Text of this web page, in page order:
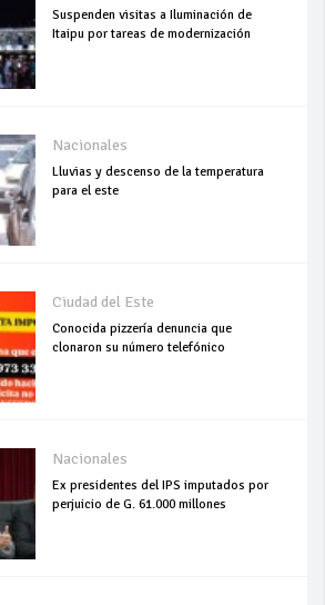
Suspenden visitas a Iluminación de
Itaipu por tareas de modernización
Nacionales
Lluvias y descenso de la temperatura
para el este
Ciudad del Este
Conocida pizzería denuncia que
clonaron su número telefónico
Nacionales
Ex presidentes del IPS imputados por
perjuicio de G. 61.000 millones